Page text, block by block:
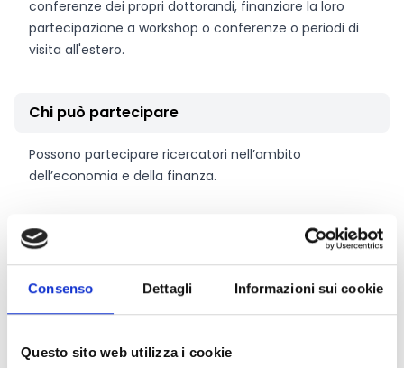
Consenso Dettagli Informazioni sui cookie
Questo sito web utilizza i cookie
conferenze dei propri dottorandi, finanziare la loro
partecipazione a workshop o conferenze o periodi di
visita all'estero.
Chi può partecipare
Possono partecipare ricercatori nell’ambito
dell’economia e della finanza.
Entità del contributo
Ogni borsa di dottorato di ricerca Marco Fanno
40.000 Euro